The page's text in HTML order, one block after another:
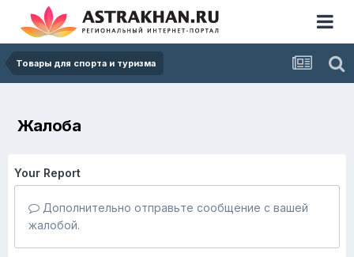
Товары для спорта и туризма
Жалоба
Your Report
Дополнительно отправьте сообщение с вашей
жалобой.